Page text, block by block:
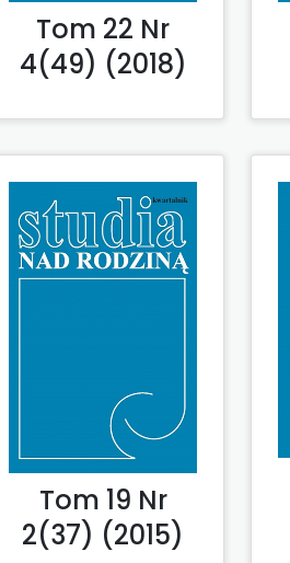
Tom 22 Nr
4(49) (2018)
Tom 19 Nr
2(37) (2015)